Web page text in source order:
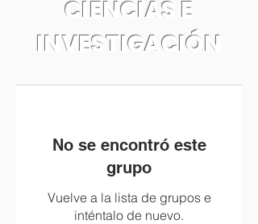
CIENCIAS E
INVESTIGACIÓN
No se encontró este
grupo
Vuelve a la lista de grupos e
inténtalo de nuevo.